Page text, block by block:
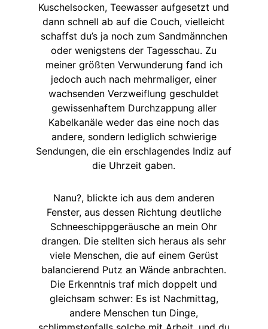
Kuschelsocken, Teewasser aufgesetzt und
dann schnell ab auf die Couch, vielleicht
schaffst du’s ja noch zum Sandmännchen
oder wenigstens der Tagesschau. Zu
meiner größten Verwunderung fand ich
jedoch auch nach mehrmaliger, einer
wachsenden Verzweiflung geschuldet
gewissenhaftem Durchzappung aller
Kabelkanäle weder das eine noch das
andere, sondern lediglich schwierige
Sendungen, die ein erschlagendes Indiz auf
die Uhrzeit gaben.
Nanu?, blickte ich aus dem anderen
Fenster, aus dessen Richtung deutliche
Schneeschippgeräusche an mein Ohr
drangen. Die stellten sich heraus als sehr
viele Menschen, die auf einem Gerüst
balancierend Putz an Wände anbrachten.
Die Erkenntnis traf mich doppelt und
gleichsam schwer: Es ist Nachmittag,
andere Menschen tun Dinge,